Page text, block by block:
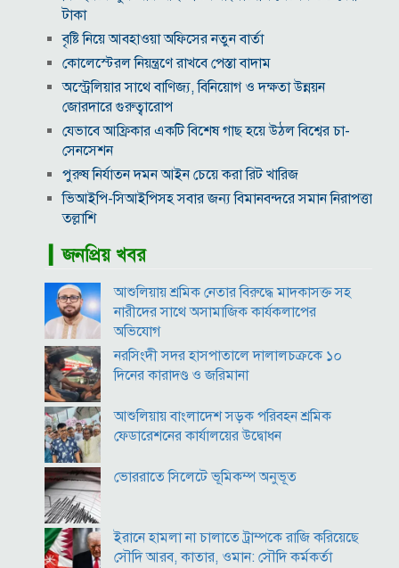
টাকা
বৃষ্টি নিয়ে আবহাওয়া অফিসের নতুন বার্তা
কোলেস্টেরল নিয়ন্ত্রণে রাখবে পেস্তা বাদাম
অস্ট্রেলিয়ার সাথে বাণিজ্য, বিনিয়োগ ও দক্ষতা উন্নয়ন
জোরদারে গুরুত্বারোপ
যেভাবে আফ্রিকার একটি বিশেষ গাছ হয়ে উঠল বিশ্বের চা-
সেনসেশন
পুরুষ নির্যাতন দমন আইন চেয়ে করা রিট খারিজ
ভিআইপি-সিআইপিসহ সবার জন্য বিমানবন্দরে সমান নিরাপত্তা
তল্লাশি
সূর্যের বুকে অধরা প্লাজমার সন্ধান, উদ্ঘাটিত হলো নতুন
চৌম্বক রহস্য
উপমহাদেশের প্রভাবশালী ১০ সুফি সাধক
প্রতারণা মামলায় সালমান খানকে আদালতে তলব
কোটি টাকার মৃত্যু ভাতার লোভে সেনাদের বিয়ে, সামনে
এলো চাঞ্চল্যকর অভিযোগ
হিরোশিমা-নাগাসাকি হামলার ৮১ বছর: বর্তমান বিশ্বে
পারমাণবিক পরিস্থিতি কি?
▎জনপ্রিয় খবর
আশুলিয়ায় শ্রমিক নেতার বিরুদ্ধে মাদকাসক্ত সহ
নারীদের সাথে অসামাজিক কার্যকলাপের
অভিযোগ
নরসিংদী সদর হাসপাতালে দালালচক্রকে ১০
দিনের কারাদণ্ড ও জরিমানা
আশুলিয়ায় বাংলাদেশ সড়ক পরিবহন শ্রমিক
ফেডারেশনের কার্যালয়ের উদ্বোধন
ভোররাতে সিলেটে ভূমিকম্প অনুভূত
ইরানে হামলা না চালাতে ট্রাম্পকে রাজি করিয়েছে
সৌদি আরব, কাতার, ওমান: সৌদি কর্মকর্তা